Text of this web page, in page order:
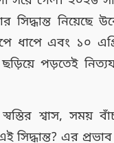
নিয়েছে
ধাপে এবং ১০
পড়তেই
শ্বাস, সময়
সিদ্ধান্ত? এর